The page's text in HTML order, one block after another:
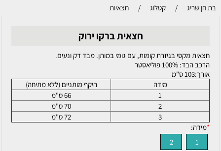
בת חן שריג / קטלוג / חצאיות
חצאית ברקו ירוק
חצאית מקסי בגיזרת קומות, עם גומי במותן. מבד דק ונעים.
הרכב הבד: 100% פוליאסטר
אורך:103 ס"מ
מידה
היקף מותניים (ללא מתיחה)
1
66 ס"מ
2
70 ס"מ
3
72 ס"מ
*מידה:
1
2